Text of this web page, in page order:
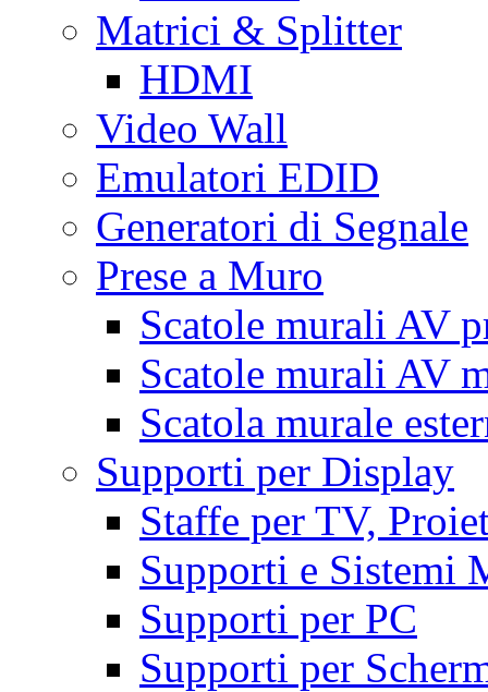
Matrici & Splitter
HDMI
Video Wall
Emulatori EDID
Generatori di Segnale
Prese a Muro
Scatole murali AV
Scatole murali AV
Scatola murale
Supporti per Display
Staffe per TV,
Supporti e Sistemi
Supporti per PC
Supporti per